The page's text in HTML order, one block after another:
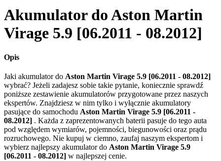
Akumulator doAston Martin
Virage 5.9 [06.2011 - 08.2012]
Opis
Jaki akumulator do Aston Martin Virage 5.9 [06.2011 - 08.2012]
wybrać? Jeżeli zadajesz sobie takie pytanie, koniecznie sprawdź
poniższe zestawienie akumulatorów przygotowane przez naszych
ekspertów. Znajdziesz w nim tylko i wyłącznie akumulatory
pasujące do samochodu Aston Martin Virage 5.9 [06.2011 -
08.2012] . Każda z zaprezentowanych baterii pasuje do tego auta
pod względem wymiarów, pojemności, biegunowości oraz prądu
rozruchowego. Nie kupuj w ciemno, zaufaj naszym ekspertom i
wybierz najlepszy akumulator do Aston Martin Virage 5.9
[06.2011 - 08.2012] w najlepszej cenie.